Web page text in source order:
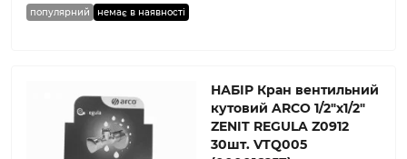
популярний немає в наявності
НАБІР Кран вентильний
кутовий ARCO 1/2″х1/2″
ZENIT REGULA Z0912
30шт. VTQ005